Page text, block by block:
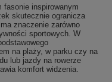
fasonie inspirowanym
skutecznie ogranicza
znaczenie zarówno
sportowych. W
na plaży, w parku czy na
lub jazdy na rowerze
komfort widzenia.